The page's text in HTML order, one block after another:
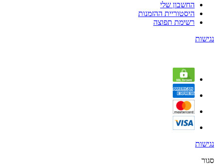
החשבון שלי
היסטוריית ההזמנות
רשימת תפוצה
נגישות
נגישות
סגור